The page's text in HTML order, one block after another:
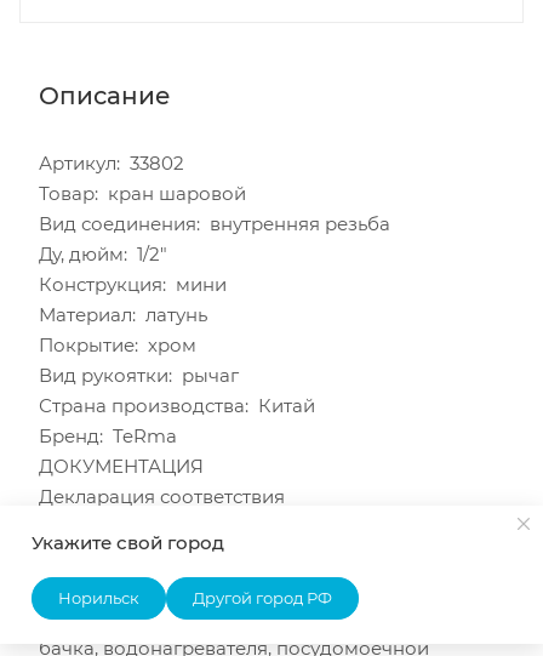
Описание
Артикул: 33802
Товар: кран шаровой
Вид соединения: внутренняя резьба
Ду, дюйм: 1/2"
Конструкция: мини
Материал: латунь
Покрытие: хром
Вид рукоятки: рычаг
Страна производства: Китай
Бренд: TeRma
ДОКУМЕНТАЦИЯ
Декларация соответствия
Кран шаровый мини применяется в качестве
запорной арматуры для подключения
санитарно-технических приборов (смывного
бачка, водонагревателя, посудомоечной
Укажите свой город
Норильск Другой город РФ